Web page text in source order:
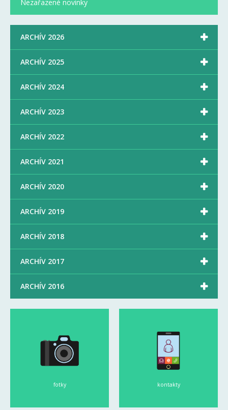
Nezařazené novinky
ARCHÍV 2026 
ARCHÍV 2025 
ARCHÍV 2024 
ARCHÍV 2023 
ARCHÍV 2022 
ARCHÍV 2021 
ARCHÍV 2020 
ARCHÍV 2019 
ARCHÍV 2018 
ARCHÍV 2017 
ARCHÍV 2016 
fotky kontakty